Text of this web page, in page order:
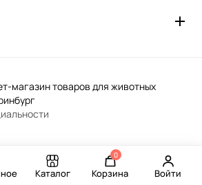
магазин товаров для животных
Каталог
0
Корзина Войти